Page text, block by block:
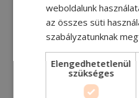
weboldalunk
az összes süti
szabályzatunknak
Elengedhetetlenül
szükséges